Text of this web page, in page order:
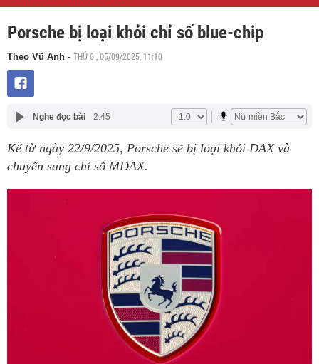
Porsche bị loại khỏi chỉ số blue-chip
Theo Vũ Anh - THỨ 6 , 05/09/2025, 11:10
Nghe đọc bài 2:45
Kể từ ngày 22/9/2025, Porsche sẽ bị loại khỏi DAX và
chuyển sang chỉ số MDAX.